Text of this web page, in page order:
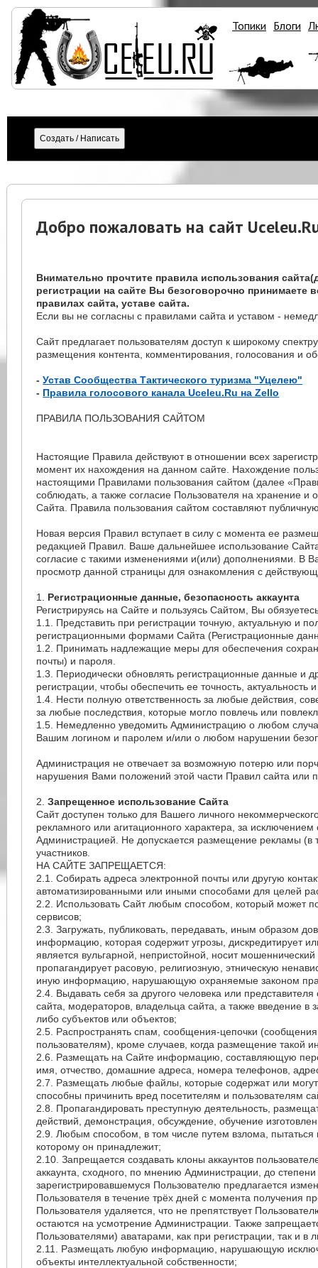
Топики Блоги
Добро пожаловать на сайт
Внимательно прочтите правила использования
регистрации на сайте Вы безоговорочно принимаете
правилах сайта, уставе сайта.
Если вы не согласны с правилами сайта и уставом -
Сайт предлагает пользователям доступ к широкому
размещения контента, комментирования, голосования и
-Устав Сообщества Тактического туризма "Уцелею"
- Правила голосового канала Uceleu.Ru на Zello
ПРАВИЛА ПОЛЬЗОВАНИЯ САЙТОМ
Настоящие Правила действуют в отношении всех
момент их нахождения на данном сайте. Нахождение
настоящими Правилами пользования сайтом (далее
соблюдать, а также согласие Пользователя на хранение
Сайта. Правила пользования сайтом составляют
Новая версия Правил вступает в силу с момента ее
редакцией Правил. Ваше дальнейшее использование
согласие с такими изменениями и(или) дополнениями. В
просмотр данной страницы для ознакомления с
1. Регистрационные данные, безопасность аккаунта
Регистрируясь на Сайте и пользуясь Сайтом, Вы
1.1. Представить при регистрации точную, актуальную и
регистрационными формами Сайта (Регистрационные
1.2. Принимать надлежащие меры для обеспечения
почты) и пароля.
1.3. Периодически обновлять регистрационные данные
регистрации, чтобы обеспечить ее точность, актуальность
1.4. Нести полную ответственность за любые действия,
за любые последствия, которые могло повлечь или
1.5. Немедленно уведомить Администрацию о любом
Вашим логином и паролем и/или о любом нарушении
Администрация не отвечает за возможную потерю или
нарушения Вами положений этой части Правил сайта
2.Запрещенное использование Сайта
Сайт доступен только для Вашего личного
рекламного или агитационного характера, за
Администрацией. Не допускается размещение рекламы
участников.
НА САЙТЕ ЗАПРЕЩАЕТСЯ:
2.1. Собирать адреса электронной почты или другую
автоматизированными или иными способами для целей
2.2. Использовать Сайт любым способом, который может
сервисов;
2.3. Загружать, публиковать, передавать, иным образом
информацию, которая содержит угрозы, дискредитирует
является вульгарной, непристойной, носит
пропагандирует расовую, религиозную, этническую
иную информацию, нарушающую охраняемые законом
2.4. Выдавать себя за другого человека или
сайта, модераторов, владельца сайта, а также введение в
либо субъектов или объектов;
2.5. Распространять спам, сообщения-цепочки
пользователям), кроме случаев, когда размещение
2.6. Размещать на Сайте информацию, составляющую
имя, отчество, домашние адреса, номера телефонов,
2.7. Размещать любые файлы, которые содержат или
способны причинить вред посетителям и пользователям
2.8. Пропагандировать преступную деятельность,
действий, демонстрация, обсуждение, обучение
2.9. Любым способом, в том числе путем взлома, пытаться
которому он принадлежит;
2.10. Запрещается создавать клоны аккаунтов
аккаунта, сходного, по мнению Администрации, до
зарегистрировавшемуся Пользователю предлагается
Пользователя в течение трёх дней с момента получения
Пользователя удаляется, что не препятствует
остаются на усмотрение Администрации. Также
Пользователями) аватарами, как при регистрации, так и
2.11. Размещать любую информацию, нарушающую
объекты интеллектуальной собственности;